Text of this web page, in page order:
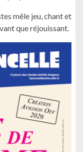
mêle jeu, chant et
que réjouissant.